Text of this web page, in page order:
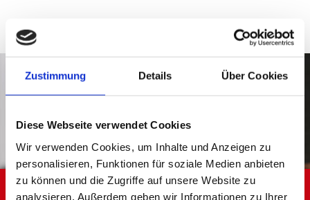
Zustimmung Details Über Cookies
Diese Webseite verwendet Cookies
Wir verwenden Cookies, um Inhalte und Anzeigen zu
personalisieren, Funktionen für soziale Medien anbieten
zu können und die Zugriffe auf unsere Website zu
analysieren. Außerdem geben wir Informationen zu Ihrer
SENDEN SIE UNS EINE NACHRICHT:
 info@kinshofer.org
SERVICE IST UNSER TRUMPF